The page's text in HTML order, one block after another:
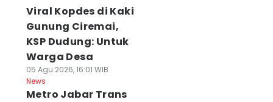
Viral Kopdes di Kaki
Gunung Ciremai,
KSP Dudung: Untuk
Warga Desa
05 Agu 2026, 16:01 WIB
News
Metro Jabar Trans